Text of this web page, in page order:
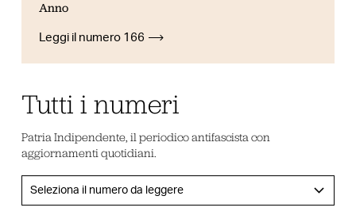
Anno
Leggi il numero 166
Tutti i numeri
Patria Indipendente, il periodico antifascista con
aggiornamenti quotidiani.